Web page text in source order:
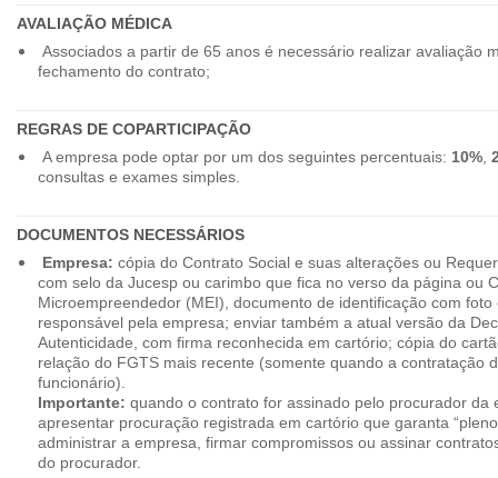
AVALIAÇÃO MÉDICA
Associados a partir de 65 anos é necessário realizar avaliação
fechamento do contrato;
REGRAS DE COPARTICIPAÇÃO
A empresa pode optar por um dos seguintes percentuais: 10%,
consultas e exames simples.
DOCUMENTOS NECESSÁRIOS
Empresa: cópia do Contrato Social e suas alterações ou
com selo da Jucesp ou carimbo que fica no verso da página ou
Microempreendedor (MEI), documento de identificação com foto
responsável pela empresa; enviar também a atual versão da
Autenticidade, com firma reconhecida em cartório; cópia do
relação do FGTS mais recente (somente quando a contratação
funcionário).
Importante: quando o contrato for assinado pelo procurador da
apresentar procuração registrada em cartório que garanta
administrar a empresa, firmar compromissos ou assinar
do procurador.